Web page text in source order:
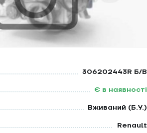
306202443R Б/В
Є в наявності
Вживаний (Б.У.)
Renault